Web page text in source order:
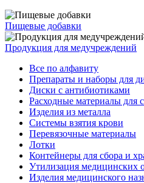
Пищевые добавки
Продукция для медучреждений
Все по алфавиту
Препараты и наборы для
Диски с антибиотиками
Расходные материалы для
Изделия из металла
Системы взятия крови
Перевязочные материалы
Лотки
Контейнеры для сбора и
Утилизация медицинских
Изделия медицинского